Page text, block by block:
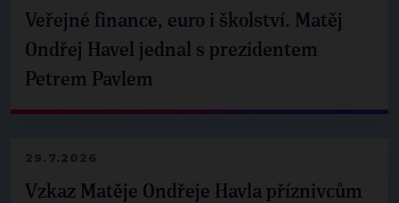
Veřejné finance, euro i školství. Matěj
Ondřej Havel jednal s prezidentem
Petrem Pavlem
29.7.2026
Vzkaz Matěje Ondřeje Havla příznivcům